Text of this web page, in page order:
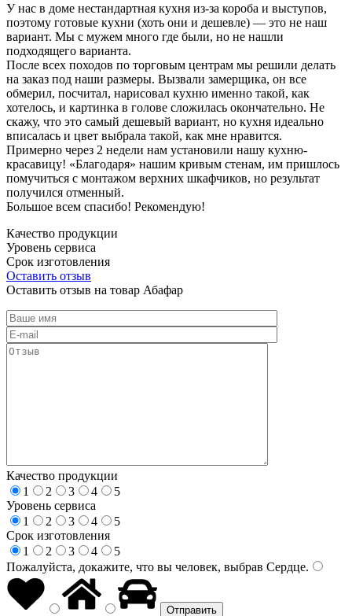
У нас в доме нестандартная кухня из-за короба и выступов,
поэтому готовые кухни (хоть они и дешевле) — это не наш
вариант. Мы с мужем много где были, но не нашли
подходящего варианта.
После всех походов по торговым центрам мы решили делать
на заказ под наши размеры. Вызвали замерщика, он все
обмерил, посчитал, нарисовал кухню именно такой, как
хотелось, и картинка в голове сложилась окончательно. Не
скажу, что это самый дешевый вариант, но кухня идеально
вписалась и цвет выбрала такой, как мне нравится.
Примерно через 2 недели нам установили нашу кухню-
красавицу! «Благодаря» нашим кривым стенам, им пришлось
помучиться с монтажом верхних шкафчиков, но результат
получился отменный.
Большое всем спасибо! Рекомендую!
Качество продукции
Уровень сервиса
Срок изготовления
Оставить отзыв
Оставить отзыв на товар Абафар
Качество продукции
1
2 3 4
5
Уровень сервиса
1
2 3 4
5
Срок изготовления
1
2 3 4
5
Пожалуйста, докажите, что вы человек, выбрав Сердце.